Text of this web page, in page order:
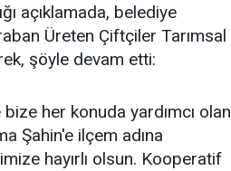
açıklamada, belediye
Üreten Çiftçiler Tarımsal
şöyle devam etti:
her konuda yardımcı olan
Şahin'e ilçem adına
hayırlı olsun. Kooperatif